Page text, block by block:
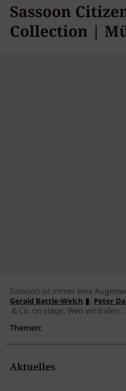
Sassoon
Collection |
Sassoon ist immer eine
Gerald Battle-Welch , Peter
& Co. on stage. Wen wir trafen
Themen:
Aktuelles